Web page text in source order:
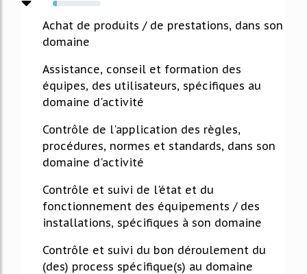
9%
Achat de produits / de prestations, dans son
domaine
Assistance, conseil et formation des
équipes, des utilisateurs, spécifiques au
domaine d'activité
Contrôle de l'application des règles,
procédures, normes et standards, dans son
domaine d'activité
Contrôle et suivi de l'état et du
fonctionnement des équipements / des
installations, spécifiques à son domaine
Contrôle et suivi du bon déroulement du
(des) process spécifique(s) au domaine